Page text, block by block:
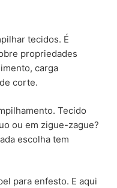
tecidos. É
propriedades
carga
corte.
Tecido
ou em zigue-zague?
escolha tem
para enfesto. E aqui